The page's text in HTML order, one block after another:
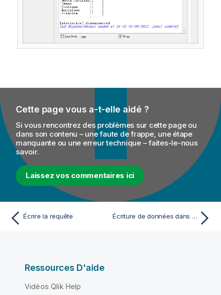
Cette page vous a-t-elle aidé ?
Si vous rencontrez des problèmes sur cette page ou
dans son contenu – une faute de frappe, une étape
manquante ou une erreur technique – faites-le-nous
savoir.
Laissez vos commentaires ici
Écrire la requête Écriture de données dans Google BigQuery
Ressources D'aide
Vidéos Qlik Help